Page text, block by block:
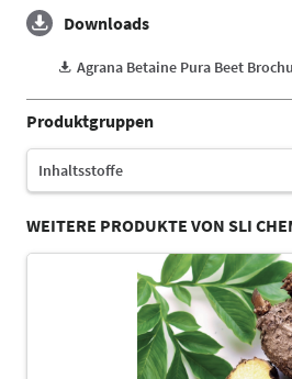
Downloads
Agrana Betaine Pura Beet
Produktgruppen
Inhaltsstoffe
WEITERE PRODUKTE VON SLI